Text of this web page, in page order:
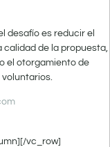
desafío es reducir el
de la propuesta,
el otorgamiento de
vc_row]